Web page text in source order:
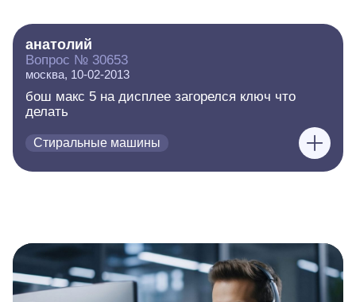
анатолий
Вопрос № 30653
москва, 10-02-2013
бош макс 5 на дисплее загорелся ключ что
делать
Стиральные машины